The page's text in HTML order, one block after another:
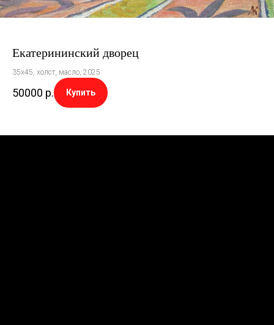
Екатерининский дворец
35х45, холст, масло, 2025
50000 р. Купить